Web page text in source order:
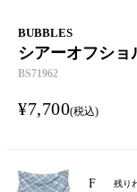
BUBBLES
シアーオフショ
BS71962
¥7,700 税込
F 残り